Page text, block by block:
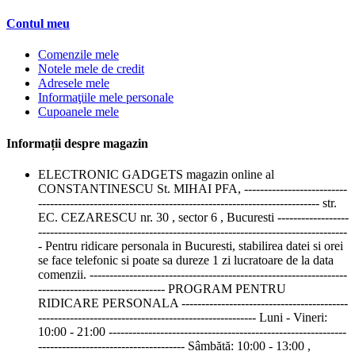
Contul meu
Comenzile mele
Notele mele de credit
Adresele mele
Informaţiile mele personale
Cupoanele mele
Informații despre magazin
ELECTRONIC GADGETS magazin online al
CONSTANTINESCU St. MIHAI PFA, --------------------------
----------------------------------------------------------------------- str.
EC. CEZARESCU nr. 30 , sector 6 , Bucuresti ------------------
------------------------------------------------------------------------------
- Pentru ridicare personala in Bucuresti, stabilirea datei si orei
se face telefonic si poate sa dureze 1 zi lucratoare de la data
comenzii. -----------------------------------------------------------------
-------------------------------- PROGRAM PENTRU
RIDICARE PERSONALA ------------------------------------------
------------------------------------------------------- Luni - Vineri:
10:00 - 21:00 ------------------------------------------------------------
------------------------------------- Sâmbătă: 10:00 - 13:00 ,